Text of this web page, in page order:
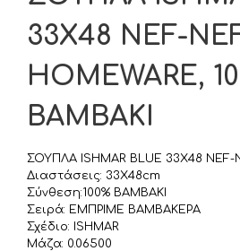
33X48 NEF-
HOMEWARE,
BAMBAKI
ΣΟΥΠΛΑ ISHMAR BLUE 33X48 NEF-
Διαστάσεις: 33X48cm
Σύνθεση:100% BAMBAKI
Σειρά: ΕΜΠΡΙΜΕ ΒΑΜΒΑΚΕΡΑ
Σχέδιο: ISHMAR
Μάζα: 0.06500